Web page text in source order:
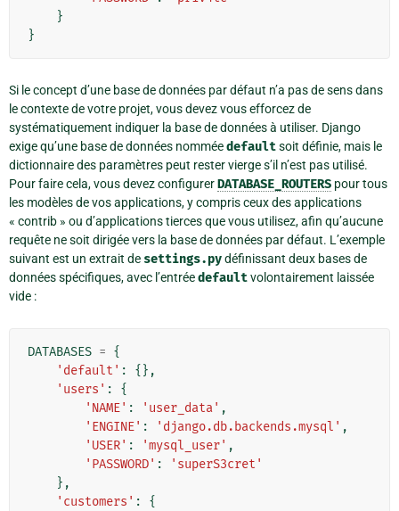
}
}
Si le concept d’une base de données par défaut n’a pas de sens dans
le contexte de votre projet, vous devez vous efforcez de
systématiquement indiquer la base de données à utiliser. Django
exige qu’une base de données nomméedefaultsoit définie, mais le
dictionnaire des paramètres peut rester vierge s’il n’est pas utilisé.
Pour faire cela, vous devez configurerDATABASE_ROUTERS pour tous
les modèles de vos applications, y compris ceux des applications
« contrib » ou d’applications tierces que vous utilisez, afin qu’aucune
requête ne soit dirigée vers la base de données par défaut. L’exemple
suivant est un extrait de settings.pydéfinissant deux bases de
données spécifiques, avec l’entréedefaultvolontairement laissée
vide :
DATABASES = {
'default' :
{},
'users' :
{
'NAME' : 'user_data' ,
'ENGINE' : 'django.db.backends.mysql' ,
'USER' : 'mysql_user' ,
'PASSWORD' :
'superS3cret'
},
'customers' :
{